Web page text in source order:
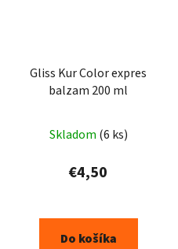
Gliss Kur Color expres
balzam 200 ml
Skladom (6 ks)
€4,50
Do košíka